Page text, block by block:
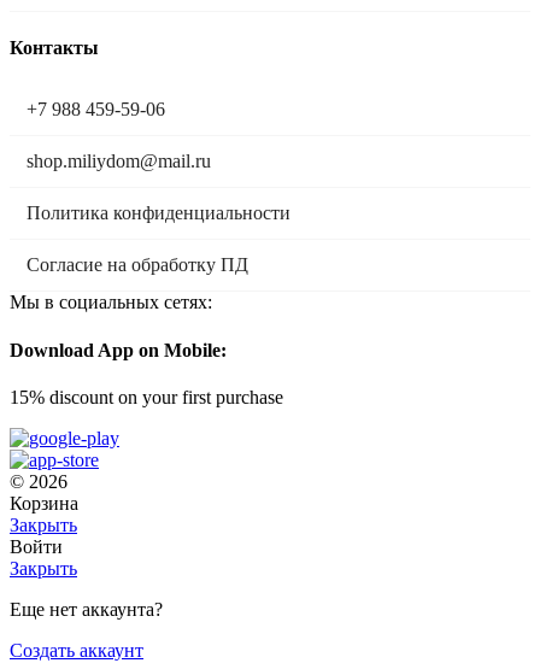
Контакты
+7 988 459-59-06
shop.miliydom@mail.ru
Политика конфиденциальности
Согласие на обработку ПД
Мы в социальных сетях:
Download App on Mobile:
15% discount on your first purchase
© 2026
Корзина
Закрыть
Войти
Закрыть
Еще нет аккаунта?
Создать аккаунт